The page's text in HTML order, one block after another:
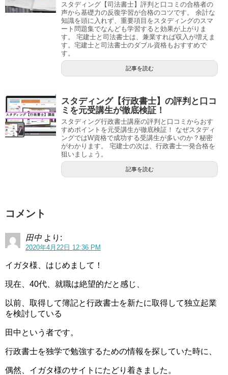
スタディング【司法書士】評判と口コミの合格者の
声から基礎力の反復学習が合格のコツです。 余計な
知識を頭に入れず、重要項目をスタディングのスマ
ート問題集でなんども学習すると効果が上がりま
す。 宅建士と司法書士は、兼業すれば収入が増えま
す。宅建士と司法書士のダブル資格もおすすめで
す。
記事を読む
スタディング【行政書士】の評判と口コ
ミを元受講生が徹底検証！
スタディング行政書士講座の評判と口コミからおす
すめポイントを元受講生が徹底検証！ なぜスタディ
ングではW資格で成功する受講生が多いのか？秘密
がわかります。 宅建士の次は、行政書士一発合格を
狙いましょう。
記事を読む
コメント
田中 より:
2020年4月22日 12:36 PM
イガタ様、はじめまして！
現在、40代、就職は絶望的だと感じ、
以前、取得して簿記と行政書士を新たに取得して独立起業
を検討している
田中という者です。
行政書士を独学で勉強するための情報を探していた時に、
偶然、イガタ様のサイトにたどり着きました。